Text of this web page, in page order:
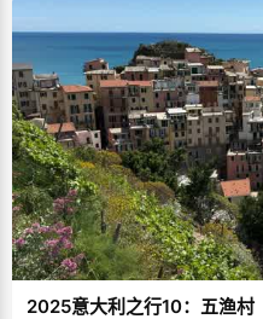
2025意大利之行10：五渔村